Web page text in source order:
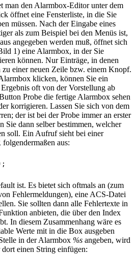
man den Alarmbox-Editor unter dem
öffnet eine Fensterliste, in die Sie
müssen. Nach der Eingabe eines
als zum Beispiel bei den Menüs ist,
angegeben werden muß, öffnet sich
1) eine Alarmbox, in der Sie
können. Nur Einträge, in denen
einer neuen Zeile bzw. einem Knopf.
klicken, können Sie ein
oft von der Vorstellung ab
Probe die fertige Alarmbox sehen
korrigieren. Lassen Sie sich von dem
der ist bei der Probe immer an erster
Sie dann selber bestimmen, welcher
soll. Ein Aufruf sieht bei einer
aus:
ist. Es bietet sich oftmals an (zum
Fehlermeldungen), eine ACS-Datei
Sie sollten dann alle Fehlertexte in
anbieten, die über den Index
In diesem Zusammenhang wäre es
Werte mit in die Box ausgeben
in der Alarmbox %s angeben, wird
dort einen String einfügen: